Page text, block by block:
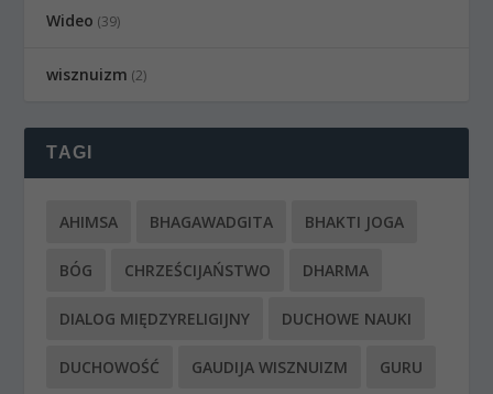
Wideo (39)
wisznuizm (2)
TAGI
AHIMSA BHAGAWADGITA BHAKTI JOGA
BÓG CHRZEŚCIJAŃSTWO DHARMA
DIALOG MIĘDZYRELIGIJNY DUCHOWE NAUKI
DUCHOWOŚĆ GAUDIJA WISZNUIZM GURU